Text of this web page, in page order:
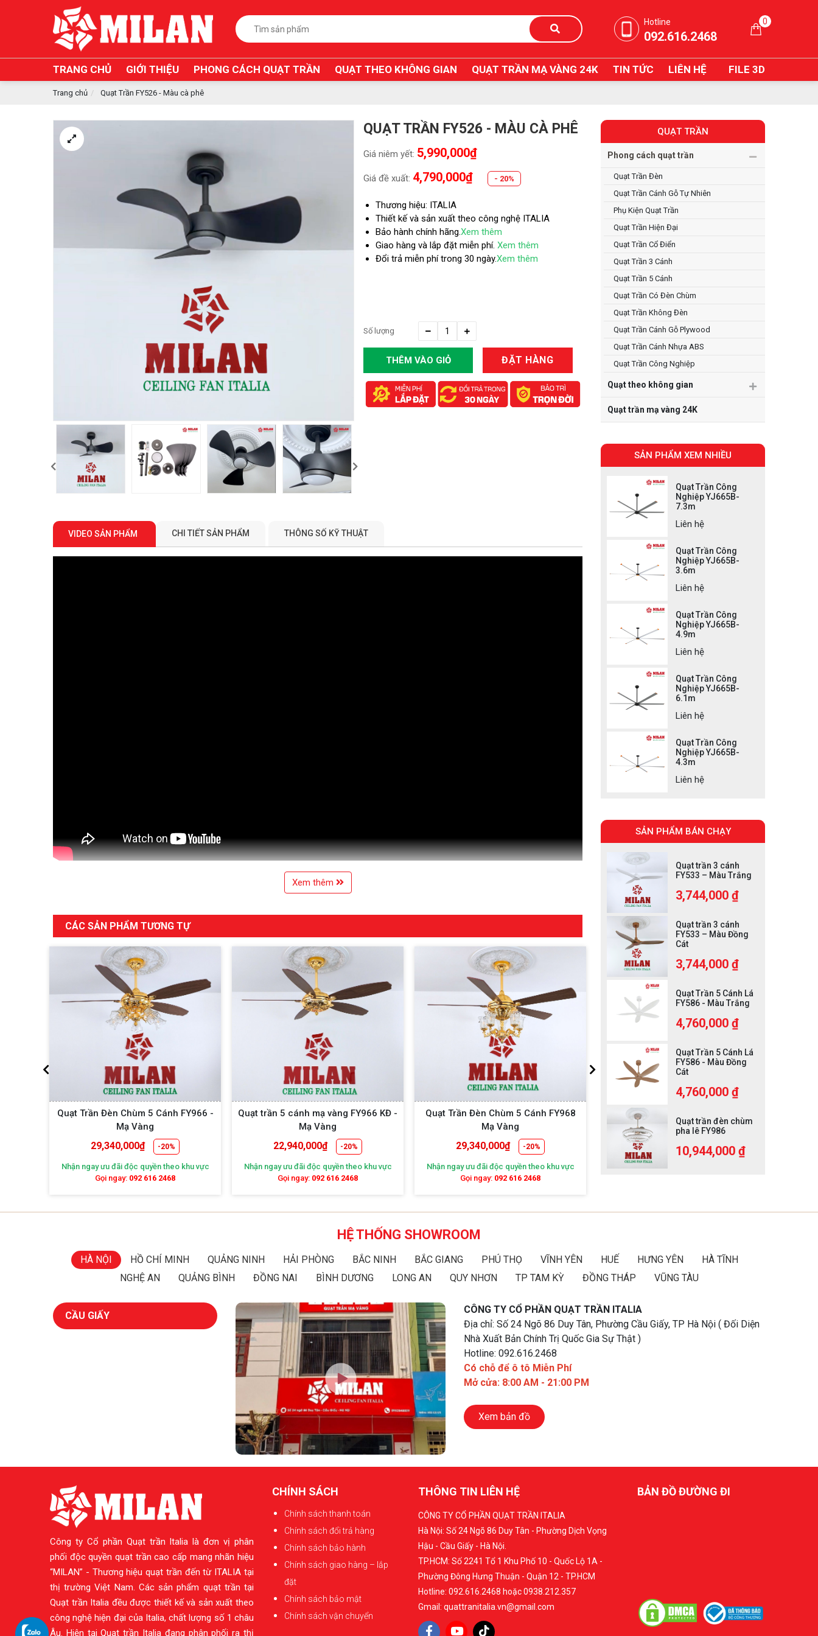
Hotline
092.616.2468
0
TRANG CHỦ GIỚI THIỆU PHONG CÁCH QUẠT TRẦN QUẠT THEO KHÔNG GIAN QUẠT TRẦN MẠ VÀNG 24K TIN TỨC LIÊN HỆ FILE 3D
Trang chủ Quạt Trần FY526 - Màu cà phê
QUẠT TRẦN FY526 - MÀU CÀ PHÊ
Giá niêm yết: 5,990,000₫
Giá đề xuất: 4,790,000₫ - 20%
Thương hiệu: ITALIA
Thiết kế và sản xuất theo công nghệ ITALIA
Bảo hành chính hãng.Xem thêm
Giao hàng và lắp đặt miễn phí. Xem thêm
Đổi trả miễn phí trong 30 ngày.Xem thêm
Số lượng
THÊM VÀO GIỎ
HÀNG
ĐẶT HÀNG
VIDEO SẢN PHẨM CHI TIẾT SẢN PHẨM THÔNG SỐ KỸ THUẬT
Xem thêm
CÁC SẢN PHẨM TƯƠNG TỰ
Trần Đèn Chùm 5 Cánh FY966 -
-20%
ngay ưu đãi độc quyền theo khu vực
092 616 2468
Quạt trần 5 cánh mạ vàng FY966 KĐ -
-20%
Nhận ngay ưu đãi độc quyền theo khu vực
092 616 2468
Quạt Trần Đèn Chùm 5 Cánh FY968
-20%
Nhận ngay ưu đãi độc quyền theo khu vực
092 616 2468
Quạt Trần 5 Cánh FY961 KĐ - Mạ
Vàng
-20%
Nhận ngay ưu đãi độc quyền theo khu vực
QUẠT TRẦN
Phong cách quạt trần
Quạt Trần Đèn
Quạt Trần Cánh Gỗ Tự Nhiên
Phụ Kiện Quạt Trần
Quạt Trần Hiện Đại
Quạt Trần Cổ Điển
Quạt Trần 3 Cánh
Quạt Trần 5 Cánh
Quạt Trần Có Đèn Chùm
Quạt Trần Không Đèn
Quạt Trần Cánh Gỗ Plywood
Quạt Trần Cánh Nhựa ABS
Quạt Trần Công Nghiệp
Quạt theo không gian
Quạt trần mạ vàng 24K
SẢN PHẨM XEM NHIỀU
Quạt Trần Công
Nghiệp YJ665B-
7.3m
Liên hệ
Quạt Trần Công
Nghiệp YJ665B-
3.6m
Liên hệ
Quạt Trần Công
Nghiệp YJ665B-
4.9m
Liên hệ
Quạt Trần Công
Nghiệp YJ665B-
6.1m
Liên hệ
Quạt Trần Công
Nghiệp YJ665B-
4.3m
Liên hệ
SẢN PHẨM BÁN CHẠY
Quạt trần 3 cánh
FY533 – Màu Trắng
3,744,000 ₫
Quạt trần 3 cánh
FY533 – Màu Đồng
Cát
3,744,000 ₫
Quạt Trần 5 Cánh Lá
FY586 - Màu Trắng
4,760,000 ₫
Quạt Trần 5 Cánh Lá
FY586 - Màu Đồng
Cát
4,760,000 ₫
Quạt trần đèn chùm
pha lê FY986
10,944,000 ₫
HỆ THỐNG SHOWROOM
HÀ NỘI HỒ CHÍ MINH QUẢNG NINH HẢI PHÒNG BẮC NINH BẮC GIANG PHÚ THỌ VĨNH YÊN HUẾ HƯNG YÊN
HÀ TĨNH
NGHỆ AN
QUẢNG BÌNH ĐỒNG NAI BÌNH DƯƠNG LONG AN QUY NHƠN TP TAM KỲ ĐỒNG THÁP VŨNG TÀU
CẦU GIẤY
CÔNG TY CỔ PHẦN QUẠT TRẦN ITALIA
Địa chỉ: Số 24 Ngõ 86 Duy Tân, Phường Cầu Giấy, TP Hà Nội ( Đối Diện
Nhà Xuất Bản Chính Trị Quốc Gia Sự Thật )
Hotline: 092.616.2468
Có chỗ để ô tô Miễn Phí
Mở cửa: 8:00 AM - 21:00 PM
Xem bản đồ
Công ty Cổ phần Quạt trần Italia là đơn vị phân
phối độc quyền quạt trần cao cấp mang nhãn hiệu
“MILAN” - Thương hiệu quạt trần đến từ ITALIA tại
thị trường Việt Nam. Các sản phẩm quạt trần tại
Quạt trần Italia đều được thiết kế và sản xuất theo
công nghệ hiện đại của Italia, chất lượng số 1 châu
Âu. Hiện tại Quạt trần Italia đang phân phối ra thị
CHÍNH SÁCH
Chính sách thanh toán
Chính sách đổi trả hàng
Chính sách bảo hành
Chính sách giao hàng – lắp
đặt
Chính sách bảo mật
Chính sách vận chuyển
THÔNG TIN LIÊN HỆ
CÔNG TY CỔ PHẦN QUẠT TRẦN ITALIA
Hà Nội: Số 24 Ngõ 86 Duy Tân - Phường Dịch Vọng
Hậu - Cầu Giấy - Hà Nội.
TP.HCM: Số 2241 Tổ 1 Khu Phố 10 - Quốc Lộ 1A -
Phường Đông Hưng Thuận - Quận 12 - TP.HCM
Hotline: 092.616.2468 hoặc 0938.212.357
Gmail: quattranitalia.vn@gmail.com
BẢN ĐỒ ĐƯỜNG ĐI